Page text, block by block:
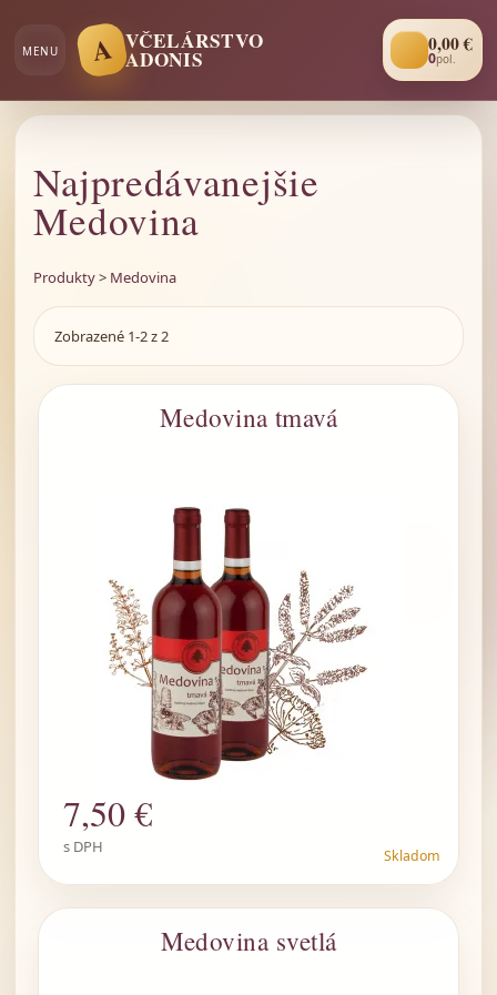
MENU A VČELÁRSTVO
ADONIS
0,00 €
0pol.
Najpredávanejšie
Medovina
Produkty> Medovina
Zobrazené 1-2 z 2
Medovina tmavá
7,50 €
s DPH Skladom
Medovina svetlá